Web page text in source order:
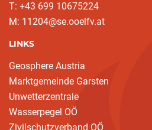
T: ‭+43 699 10675224‬
M: 11204@se.ooelfv.at
LINKS
Geosphere Austria
Marktgemeinde Garsten
Unwetterzentrale
Wasserpegel OÖ
Zivilschutzverband OÖ